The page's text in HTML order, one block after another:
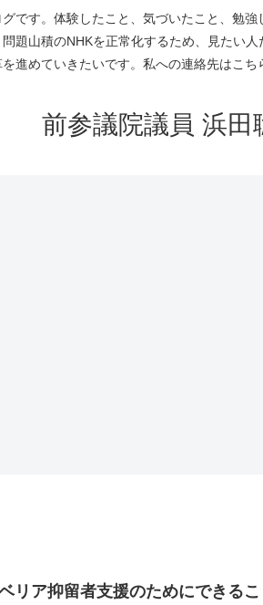
です。体験したこと、気づいたこと、勉
題山積のNHKを正常化するため、見たい
を進めていきたいです。私への連絡先は
前参議院議員 浜
リア抑留者支援のためにできる